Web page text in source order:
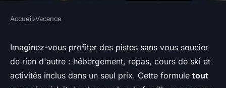
Séjour ski au club med :
l'expérience tout compris à ne
pas manquer
Accueil›Vacance
Imaginez-vous profiter des pistes sans vous soucier
de rien d'autre : hébergement, repas, cours de ski et
activités inclus dans un seul prix. Cette formule tout